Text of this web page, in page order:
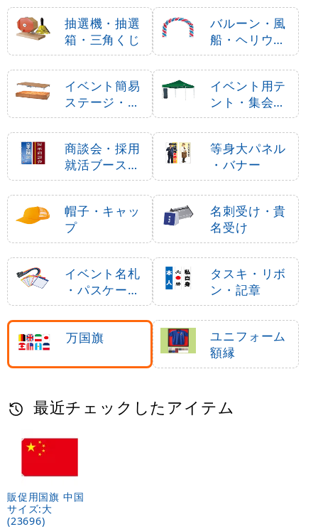
抽選機・抽選
箱・三角くじ
バルーン・風
船・ヘリウム
ガス
イベント簡易
ステージ・ポ
ータブルステ
ージ
イベント用テ
ント・集会用
テント
商談会・採用
就活ブース用
品
等身大パネル
・バナー
帽子・キャッ
プ
名刺受け・貴
名受け
イベント名札
・パスケース
・ネームホル
ダー
タスキ・リボ
ン・記章
万国旗
ユニフォーム
額縁
最近チェックしたアイテム
販促用国旗 中国
サイズ:大
(23696)